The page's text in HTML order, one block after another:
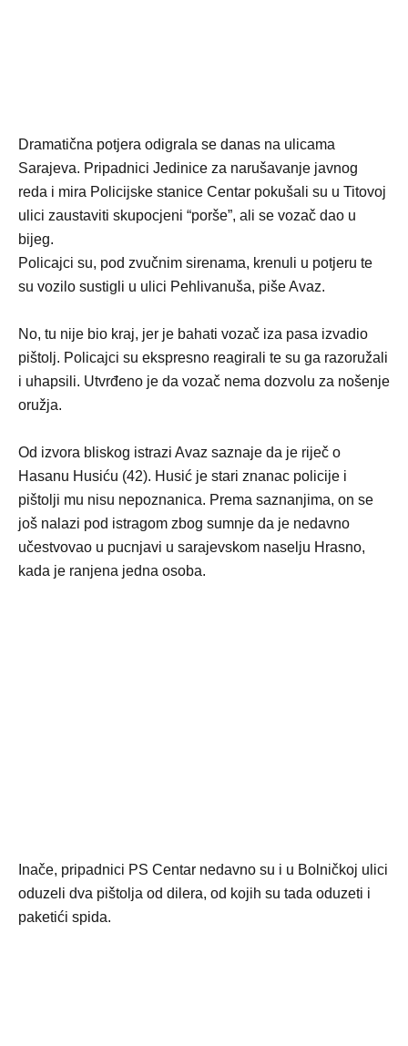
Dramatična potjera odigrala se danas na ulicama
Sarajeva. Pripadnici Jedinice za narušavanje javnog
reda i mira Policijske stanice Centar pokušali su u Titovoj
ulici zaustaviti skupocjeni “porše”, ali se vozač dao u
bijeg.
Policajci su, pod zvučnim sirenama, krenuli u potjeru te
su vozilo sustigli u ulici Pehlivanuša, piše Avaz.
No, tu nije bio kraj, jer je bahati vozač iza pasa izvadio
pištolj. Policajci su ekspresno reagirali te su ga razoružali
i uhapsili. Utvrđeno je da vozač nema dozvolu za nošenje
oružja.
Od izvora bliskog istrazi Avaz saznaje da je riječ o
Hasanu Husiću (42). Husić je stari znanac policije i
pištolji mu nisu nepoznanica. Prema saznanjima, on se
još nalazi pod istragom zbog sumnje da je nedavno
učestvovao u pucnjavi u sarajevskom naselju Hrasno,
kada je ranjena jedna osoba.
Inače, pripadnici PS Centar nedavno su i u Bolničkoj ulici
oduzeli dva pištolja od dilera, od kojih su tada oduzeti i
paketići spida.